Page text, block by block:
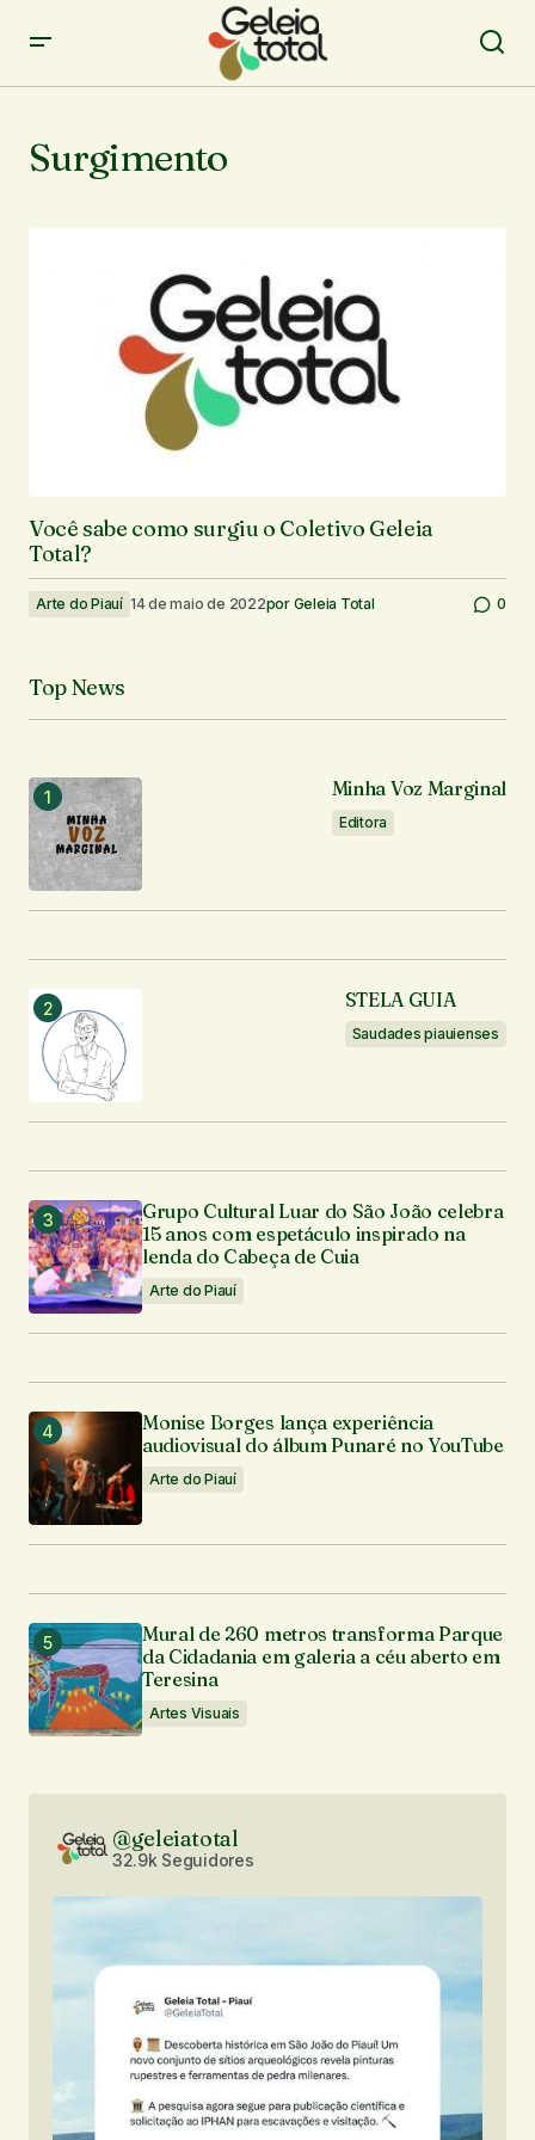
Surgimento
Você sabe como surgiu o Coletivo Geleia
Total?
Arte do Piauí 14 de maio de 2022por Geleia Total 0
Top News
Minha Voz Marginal
Editora
STELA GUIA
Saudades piauienses
Grupo Cultural Luar do São João celebra
15 anos com espetáculo inspirado na
lenda do Cabeça de Cuia
Arte do Piauí
Monise Borges lança experiência
audiovisual do álbum Punaré no YouTube
Arte do Piauí
Mural de 260 metros transforma Parque
da Cidadania em galeria a céu aberto em
Teresina
Artes Visuais
@geleiatotal
32.9k Seguidores